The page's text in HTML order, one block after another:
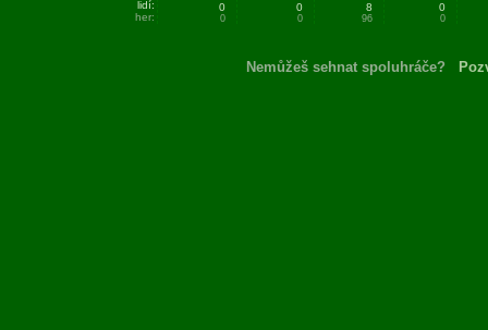
lidí:
her:
0
0
0
0
8
96
0
0
Nemůžeš sehnat spoluhráče?